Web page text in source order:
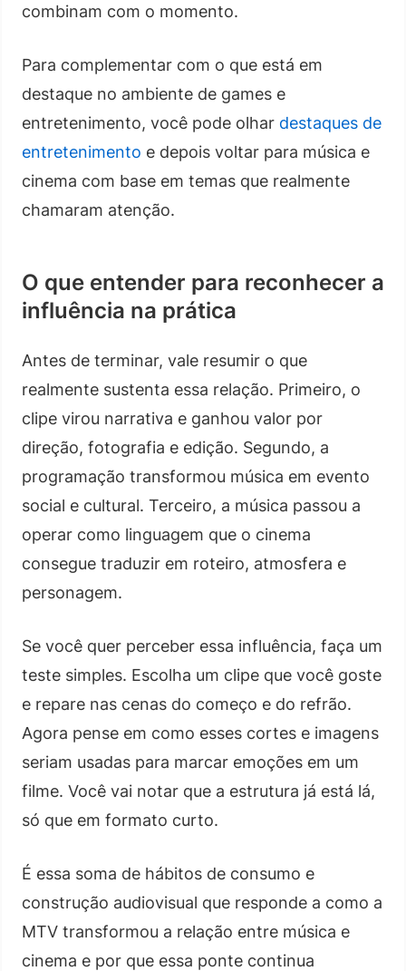
combinam com o momento.
Para complementar com o que está em
destaque no ambiente de games e
entretenimento, você pode olhar destaques de
entretenimento e depois voltar para música e
cinema com base em temas que realmente
chamaram atenção.
O que entender para reconhecer a
influência na prática
Antes de terminar, vale resumir o que
realmente sustenta essa relação. Primeiro, o
clipe virou narrativa e ganhou valor por
direção, fotografia e edição. Segundo, a
programação transformou música em evento
social e cultural. Terceiro, a música passou a
operar como linguagem que o cinema
consegue traduzir em roteiro, atmosfera e
personagem.
Se você quer perceber essa influência, faça um
teste simples. Escolha um clipe que você goste
e repare nas cenas do começo e do refrão.
Agora pense em como esses cortes e imagens
seriam usadas para marcar emoções em um
filme. Você vai notar que a estrutura já está lá,
só que em formato curto.
É essa soma de hábitos de consumo e
construção audiovisual que responde a como a
MTV transformou a relação entre música e
cinema e por que essa ponte continua